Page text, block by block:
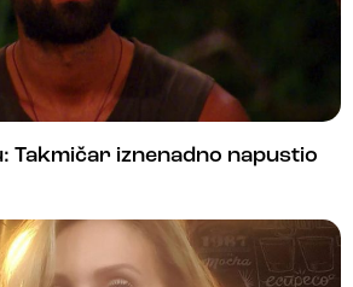
Takmičar iznenadno napustio